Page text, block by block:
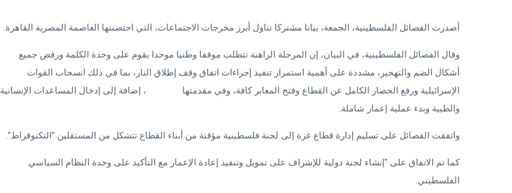
أصدرت الفصائل الفلسطينية، الجمعة، بيانا مشتركا تناول أبرز مخرجات الاجتماعات، التي احتضنتها العاصمة المصرية القاهرة.
وقال الفصائل الفلسطينية، في البيان، إن المرحلة الراهنة تتطلب موقفا وطنيا موحدا يقوم على وحدة الكلمة ورفض جميع
أشكال الضم والتهجير، مشددة على أهمية استمرار تنفيذ إجراءات اتفاق وقف إطلاق النار، بما في ذلك انسحاب القوات
الإسرائيلية ورفع الحصار الكامل عن القطاع وفتح المعابر كافة، وفي مقدمتها
، إضافة إلى إدخال المساعدات الإنسانية
والطبية وبدء عملية إعمار شاملة.
واتفقت الفصائل على تسليم إدارة قطاع غزة إلى لجنة فلسطينية مؤقتة من أبناء القطاع تتشكل من المستقلين "التكنوقراط".
كما تم الاتفاق على "إنشاء لجنة دولية للإشراف على تمويل وتنفيذ إعادة الإعمار مع التأكيد على وحدة النظام السياسي
الفلسطيني.